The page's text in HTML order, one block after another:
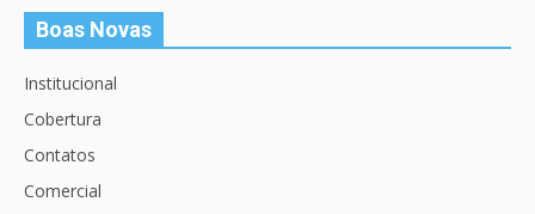
Boas Novas
Institucional
Cobertura
Contatos
Comercial